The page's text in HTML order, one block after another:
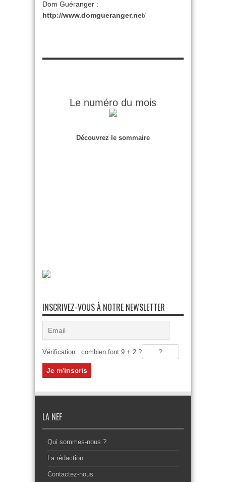
Dom Guéranger :
http://www.domgueranger.net/
Le numéro du mois
Découvrez le sommaire
INSCRIVEZ-VOUS À NOTRE NEWSLETTER
Vérification : combien font 9 + 2 ?
LA NEF
Qui sommes-nous ?
La rédaction
Contactez-nous